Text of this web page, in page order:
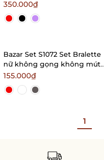
cao cấp loại 1 gợi cảm táo
bạo quyến rũ
Bralettehousevn
350.000₫
Bazar Set S1072 Set Bralette
nữ không gọng không mút
155.000₫
1